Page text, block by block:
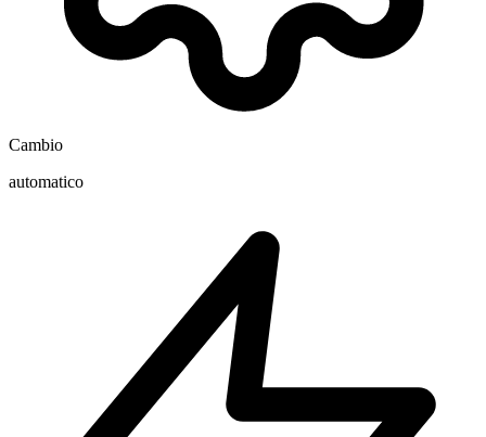
Cambio
automatico